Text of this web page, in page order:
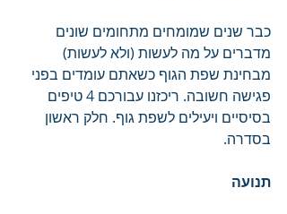
כבר שנים שמומחים מתחומים שונים
מדברים על מה לעשות (ולא לעשות)
מבחינת שפת הגוף כשאתם עומדים בפני
פגישה חשובה. ריכזנו עבורכם 4 טיפים
בסיסיים ויעילים לשפת גוף. חלק ראשון
בסדרה.
תנועה